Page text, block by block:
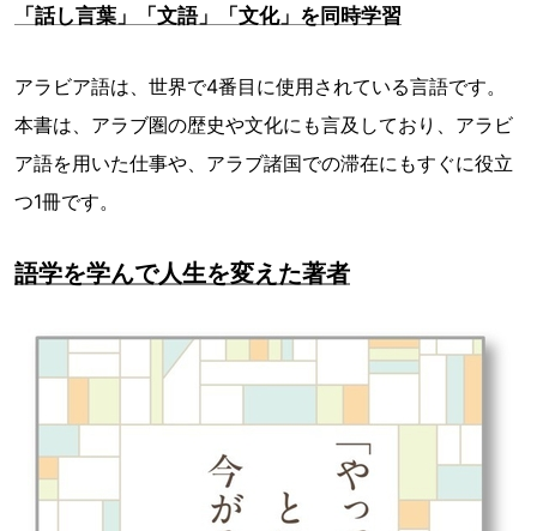
「話し言葉」「文語」「文化」を同時学習
アラビア語は、世界で4番目に使用されている言語です。
本書は、アラブ圏の歴史や文化にも言及しており、アラビ
ア語を用いた仕事や、アラブ諸国での滞在にもすぐに役立
つ1冊です。
語学を学んで人生を変えた著者